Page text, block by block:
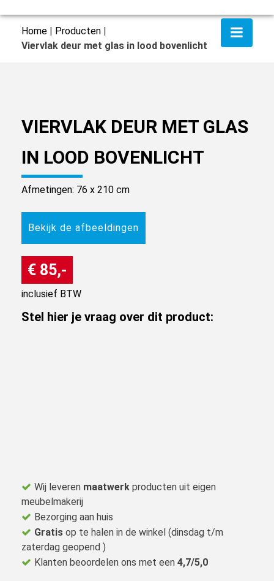
Home | Producten |
Viervlak deur met glas in lood bovenlicht
VIERVLAK DEUR MET GLAS
IN LOOD BOVENLICHT
Afmetingen: 76 x 210 cm
Bekijk de afbeeldingen
€ 85,-
inclusief BTW
Stel hier je vraag over dit product:
Wij leveren maatwerk producten uit eigen
meubelmakerij
Bezorging aan huis
Gratis op te halen in de winkel (dinsdag t/m
zaterdag geopend )
Klanten beoordelen ons met een 4,7/5,0